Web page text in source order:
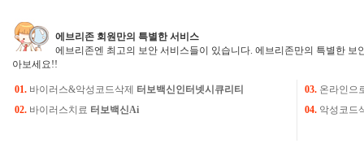
에브리존 회원만의 특별한 서비스
에브리존엔 최고의 보안 서비스들이 있습니다. 에브리존만의 특별한 보
아보세요!!
01. 바이러스&악성코드삭제 터보백신인터넷시큐리티 03. 온라인으
02. 바이러스치료 터보백신Ai 04. 악성코드